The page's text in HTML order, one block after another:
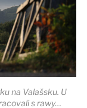
na Valašsku. U
s rawy…